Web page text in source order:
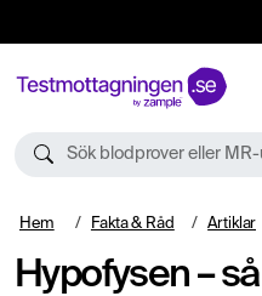
Sök blodprover eller
Hem Fakta & Råd Artiklar
Hypofysen –